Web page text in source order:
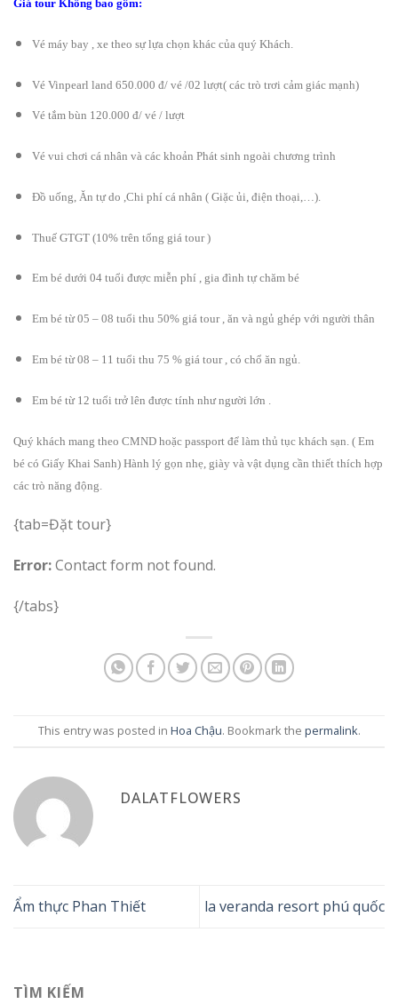
Giá tour Không bao gồm:
Vé máy bay , xe theo sự lựa chọn khác của quý Khách.
Vé Vinpearl land 650.000 đ/ vé /02 lượt( các trò trơi cảm giác mạnh)
Vé tắm bùn 120.000 đ/ vé / lượt
Vé vui chơi cá nhân và các khoản Phát sinh ngoài chương trình
Đồ uống, Ăn tự do ,Chi phí cá nhân ( Giặc ủi, điện thoại,…).
Thuế GTGT (10% trên tổng giá tour )
Em bé dưới 04 tuổi được miễn phí , gia đình tự chăm bé
Em bé từ 05 – 08 tuổi thu 50% giá tour , ăn và ngủ ghép với người thân
Em bé từ 08 – 11 tuổi thu 75 % giá tour , có chổ ăn ngủ.
Em bé từ 12 tuổi trở lên được tính như người lớn .
Quý khách mang theo CMND hoặc passport để làm thủ tục khách sạn. ( Em
bé có Giấy Khai Sanh) Hành lý gọn nhẹ, giày và vật dụng cần thiết thích hợp
các trò năng động.
{tab=Đặt tour}
Error:Contact form not found.
{/tabs}
This entry was posted in Hoa Chậu. Bookmark the permalink.
DALATFLOWERS
Ẩm thực Phan Thiết la veranda resort phú quốc
TÌM KIẾM